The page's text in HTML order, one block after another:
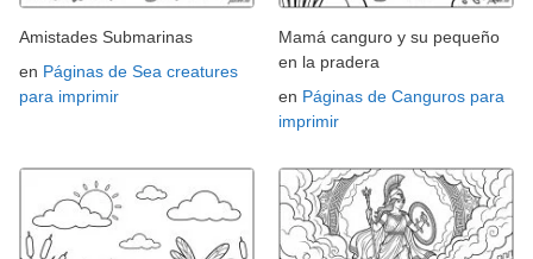
Amistades Submarinas
en Páginas de Sea creatures
para imprimir
Mamá canguro y su pequeño
en la pradera
en Páginas de Canguros para
imprimir